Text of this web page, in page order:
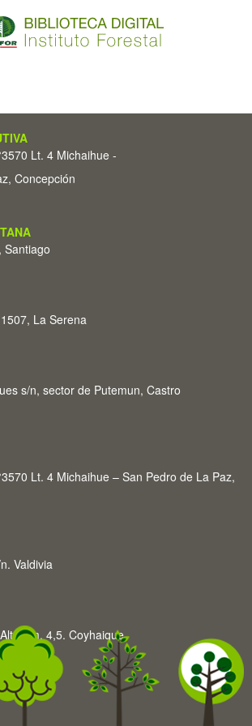
Lt. 4 Michaihue -
Concepción
Santiago
La Serena
s/n, sector de Putemun, Castro
Lt. 4 Michaihue – San Pedro de La Paz,
Valdivia
Km. 4,5. Coyhaique